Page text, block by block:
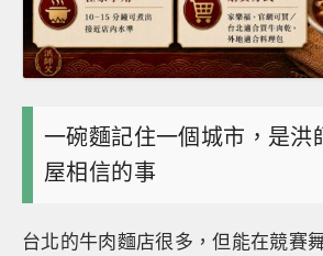
一碗麵記住一個城市，是洪
屋相信的事
台北的牛肉麵店很多，但能在競賽